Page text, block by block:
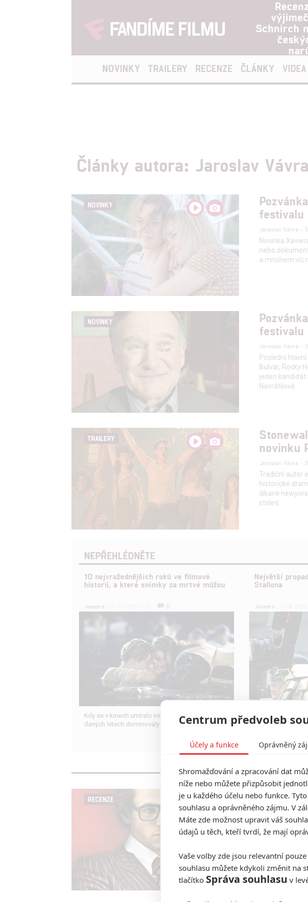
Schnirch
NOVINKY TRAILERY RECENZE ČLÁNKY VIDEA
Články autora: Jaroslav
NOVINKY
festivalu
Jaroslav Vávra -
Novinka
nebo
a mnohem víc
NOVINKY
festivalu
Jaroslav Vávra -
Poslední
Bulvár, Rocky
jeden kandidát
Navrátilové.
TRAILERY
novinku
Jaroslav Vávra -
Tradiční autor
historické
šikaně
století.
NEPŘEHLÉDNĚTE
10 nejvražednějších roků ve filmové
historii, a které snímky za mrtvé můžou
Kdy se v kinech umíralo nejvíce? A které snímky v
daných letech dominovaly?
Největší
Stallona
Soudce Dredd
zavzpomínat na
RECENZE
Jaroslav Vávra -
Módní ikona
druhém
Centrum předvoleb
Účely a funkce Oprávněný
Shromažďování a zpracování dat
níže nebo můžete přizpůsobit
je u každého účelu nebo funkce.
souhlasu a oprávněného zájmu. V
Máte zde možnost upravit váš
údajů u těch, kteří tvrdí, že mají
Vaše volby zde jsou relevantní
souhlasu můžete kdykoli změnit na
tlačítko Správa souhlasu v